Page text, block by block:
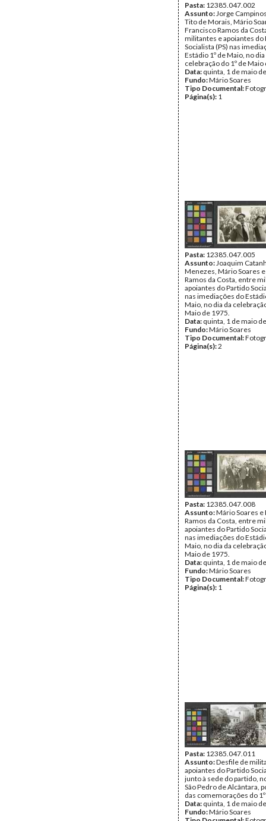
Pasta: 12385.047.002
Assunto:Jorge
Tito de Morais, Mário
Francisco Ramos da
militantes e apoiantes do
Socialista (PS) nas
Estádio 1º de Maio, no dia
celebração do 1º de
Data: quinta, 1 de maio
Fundo:Mário Soares
Tipo Documental:
Página(s): 1
Pasta: 12385.047.005
Assunto:Joaquim
Menezes, Mário Soares
Ramos da Costa, entre
apoiantes do Partido
nas imediações do
Maio, no dia da
Maio de 1975.
Data: quinta, 1 de maio
Fundo:Mário Soares
Tipo Documental:
Página(s):2
Pasta: 12385.047.008
Assunto:Mário Soares e
Ramos da Costa, entre
apoiantes do Partido
nas imediações do
Maio, no dia da
Maio de 1975.
Data: quinta, 1 de maio
Fundo:Mário Soares
Tipo Documental:
Página(s): 1
Pasta: 12385.047.011
Assunto:Desfile de
apoiantes do Partido
junto à sede do partido,
São Pedro de Alcântara,
das comemorações do
Data: quinta, 1 de maio
Fundo:Mário Soares